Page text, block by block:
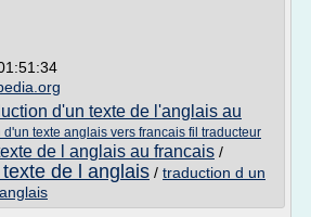
d'un texte de l'anglais au
d'un texte anglais vers francais fil traducteur
de l anglais au francais /
de l anglais / traduction d un